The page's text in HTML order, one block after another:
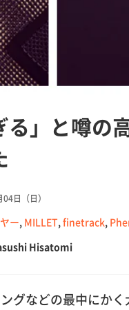
る」と噂
日（日）
ー, MILLET,finetrack,
Hisatomi
グなどの最中にか